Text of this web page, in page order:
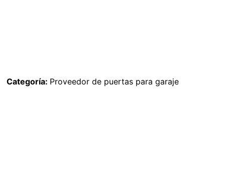
Categoría: Proveedor de puertas para garaje